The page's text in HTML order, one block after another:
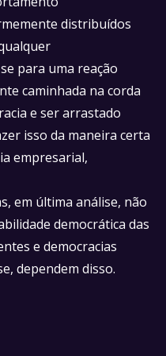
distribuídos
para uma reação
caminhada na corda
e ser arrastado
isso da maneira certa
empresarial,
em última análise, não
democrática das
e democracias
dependem disso.